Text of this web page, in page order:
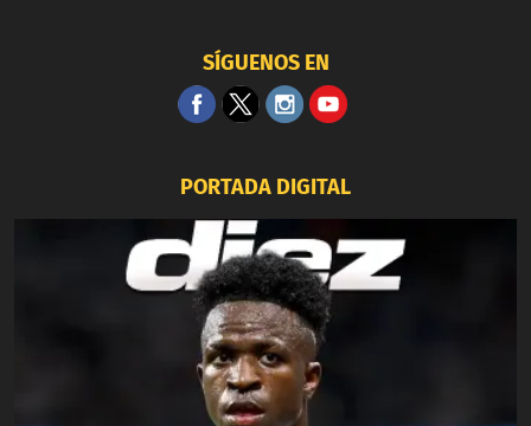
SÍGUENOS EN
PORTADA DIGITAL